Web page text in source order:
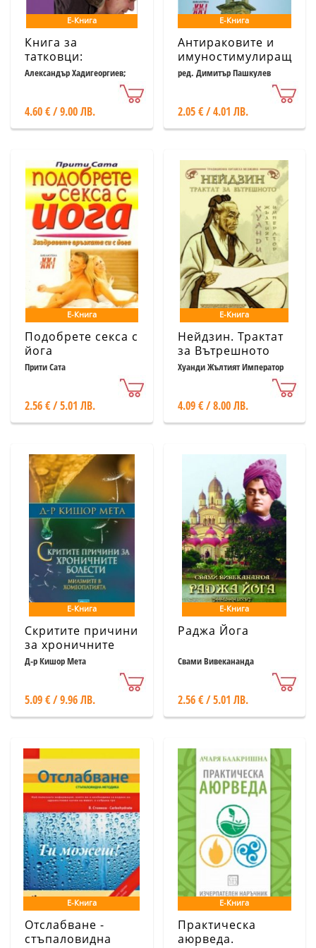
Е-Книга
Книга за
татковци:
Наръчник за
Александър Хадигеоргиев;
4.60 € / 9.00 ЛВ.
Е-Книга
Антираковите и
имуностимулиращи
свойства на
хрущял от акула
ред. Димитър Пашкулев
2.05 € / 4.01 ЛВ.
Е-Книга
Подобрете секса с
йога
Прити Сата
2.56 € / 5.01 ЛВ.
Е-Книга
Нейдзин. Трактат
за Вътрешното
Хуанди Жълтият Император
4.09 € / 8.00 ЛВ.
Е-Книга
Скритите причини
за хроничните
болести.
Д-р Кишор Мета
5.09 € / 9.96 ЛВ.
Е-Книга
Раджа Йога
Свами Вивекананда
2.56 € / 5.01 ЛВ.
Е-Книга
Отслабване -
стъпаловидна
Е-Книга
Практическа
аюрведа.